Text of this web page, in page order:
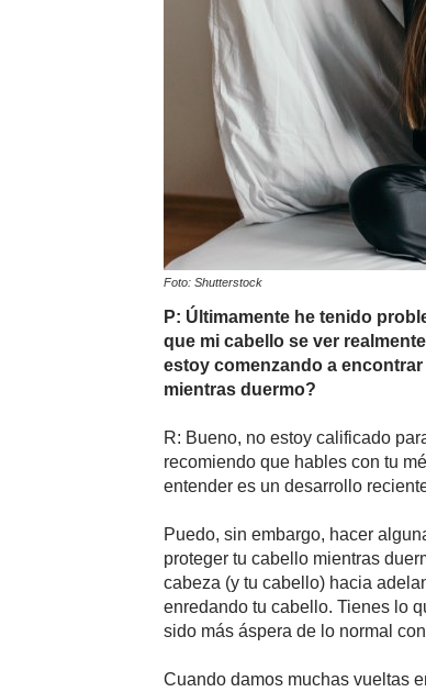
Foto: Shutterstock
P: Últimamente he tenido
que mi cabello se ver
estoy comenzando a
mientras duermo?
R: Bueno, no estoy calificado
recomiendo que hables con tu
entender es un desarrollo
Puedo, sin embargo, hacer
proteger tu cabello mientras
cabeza (y tu cabello) hacia
enredando tu cabello. Tienes lo
sido más áspera de lo normal
Cuando damos muchas vueltas